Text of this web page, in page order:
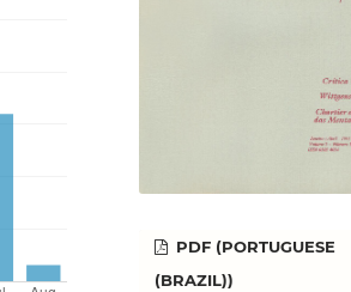
PDF (PORTUGUESE
(BRAZIL))